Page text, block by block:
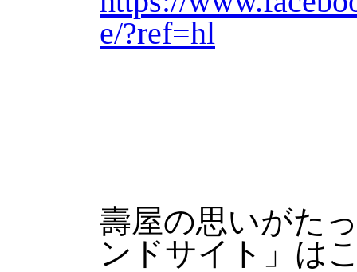
e/?ref=hl
壽屋の思いがた
ンドサイト」は